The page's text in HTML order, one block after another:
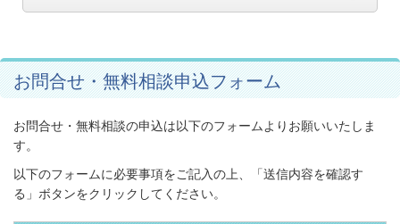
お問合せ・無料相談申込フォーム
お問合せ・無料相談の申込は以下のフォームよりお願いいたしま
す。
以下のフォームに必要事項をご記入の上、「送信内容を確認す
る」ボタンをクリックしてください。